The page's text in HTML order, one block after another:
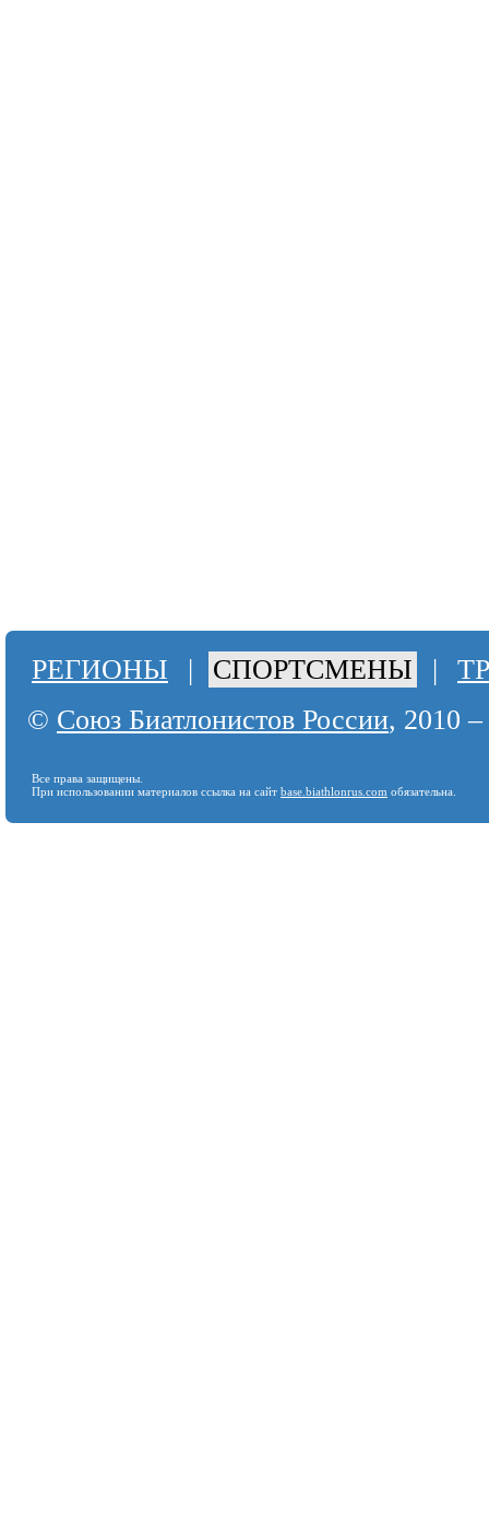
РЕГИОНЫ | СПОРТСМЕНЫ |
© Союз Биатлонистов России, 2010
Все права защищены.
При использовании материалов ссылка на сайт base.biathlonrus.com обязательна.